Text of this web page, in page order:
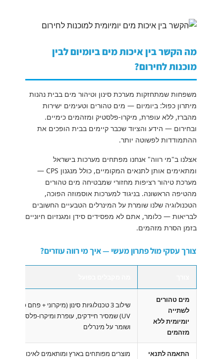
מה הקשר בין איכות מים ביומיום לבין
מוכנות לחירום?
משפחות שמתחזקות מערכת סינון וטיהור מים בבית נהנות
מיתרון כפול: ביומיום — מים טהורים וטעימים ישירות
מהברז, ללא עופרת, מיקרו-פלסטיק ומזהמים כימיים.
ובחירום — הידע והציוד שכבר קיימים בבית הופכים את
ההתמודדות לפשוטה יותר.
אצלנו ב"מי רווה" אנחנו מפתחים מערכות בישראל
ומתאימים אותן לתנאים המקומיים, כולל מנגנון CPS —
מערכת טיהור רציפות מחזורי שמבטיחה מים טהורים
מהטיפה הראשונה. בניגוד למערכות אוסמוזה הפוכה,
הטכנולוגיה שלנו שומרת על המינרלים הטבעיים החשובים
לבריאות — כלומר, אתם לא מפסידים סידן ומגנזיום חיוניים
בזמן הסרת מזהמים.
צורך עסקי מול פתרון מעשי — איך מי רווה עוזרים?
מים טהורים
לשתייה
יומיומית ללא
מזהמים
שילוב 3 טכנולוגיות סינון (מיקרוני + פחם פעיל +
UV) שמסיר חיידקים, עופרת ומיקרו-פלסטיק —
ושומר על מינרלים
התאמה לתנאי
מוצרים מפותחים בארץ ומותאמים לאיכות מי